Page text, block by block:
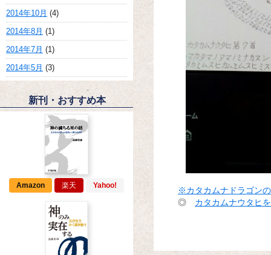
※カタカムナドラゴン
◎ カタカムナウタヒ
2014年10月 (4)
2014年8月 (1)
2014年7月 (1)
2014年5月 (3)
新刊・おすすめ本
Amazon 楽天 Yahoo!